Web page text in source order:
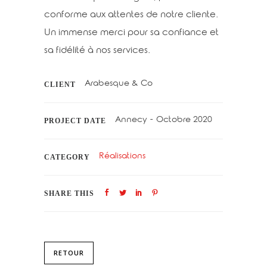
conforme aux attentes de notre cliente.
Un immense merci pour sa confiance et
sa fidélité à nos services.
CLIENT Arabesque & Co
PROJECT DATE Annecy - Octobre 2020
CATEGORY Réalisations
SHARE THIS
RETOUR